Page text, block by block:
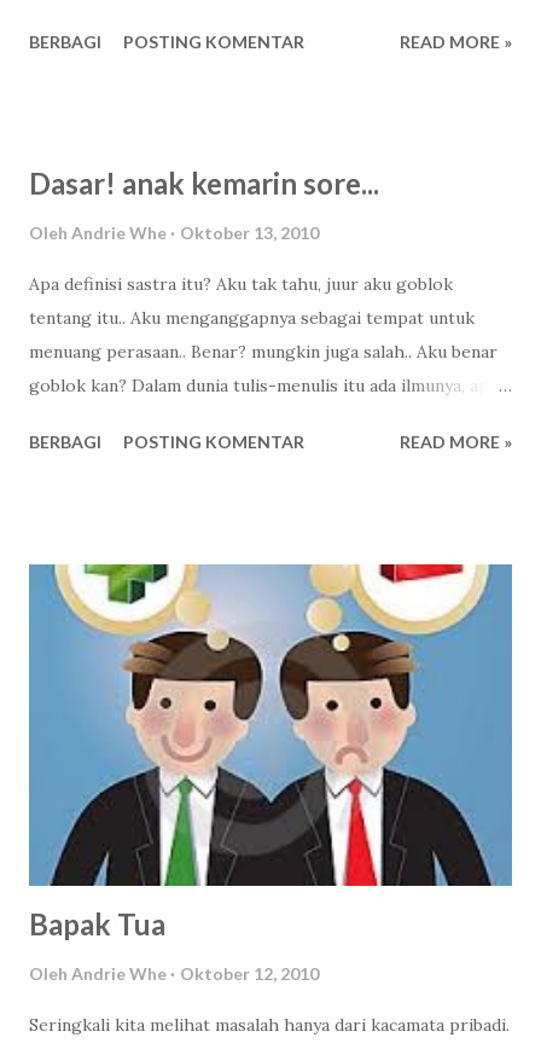
membantu berdiri sekali lagi Jangan menangis, mari
merasa sendiri sampai akhir..
BERBAGI POSTING KOMENTAR READ MORE »
Dasar! anak kemarin sore...
Oleh Andrie Whe Oktober 13, 2010
Apa definisi sastra itu? Aku tak tahu, juur aku goblok
tentang itu.. Aku menganggapnya sebagai tempat untuk
menuang perasaan.. Benar? mungkin juga salah.. Aku benar
goblok kan? Dalam dunia tulis-menulis itu ada ilmunya, apa
menulis apa saja yag ada di hati dan kepala.. Aku luapkan,
tentang itu.. Serapahmu?..
BERBAGI POSTING KOMENTAR READ MORE »
Bapak Tua
Oleh Andrie Whe Oktober 12, 2010
Seringkali kita melihat masalah hanya dari kacamata pribadi.